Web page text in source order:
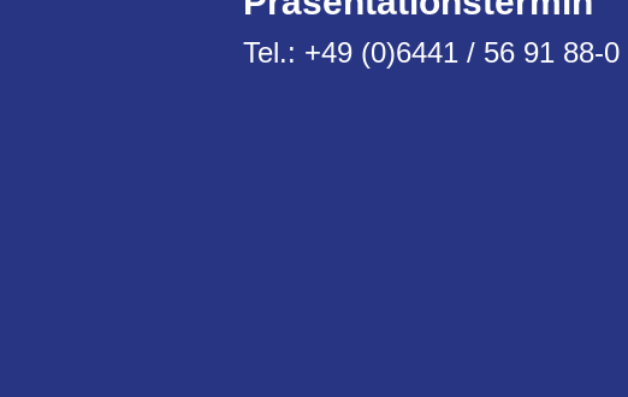
Tel.: +49 (0)6441 / 56 91 88-0